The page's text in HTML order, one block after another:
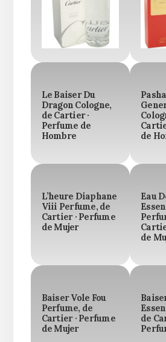
Le Baiser Du
Dragon Cologne,
de Cartier ·
Perfume de
Hombre
de
L’heure Diaphane
Viii Perfume, de
Cartier · Perfume
de Mujer
Eau
de
Baiser Vole Fou
Perfume, de
Cartier · Perfume
de Mujer
de